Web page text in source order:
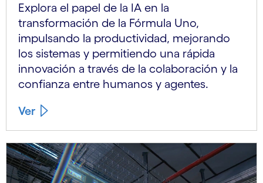
Explora el papel de la IA en la
transformación de la Fórmula Uno,
impulsando la productividad, mejorando
los sistemas y permitiendo una rápida
innovación a través de la colaboración y la
confianza entre humanos y agentes.
Ver